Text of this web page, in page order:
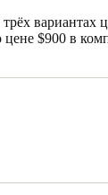
вариантах
цене $900 в